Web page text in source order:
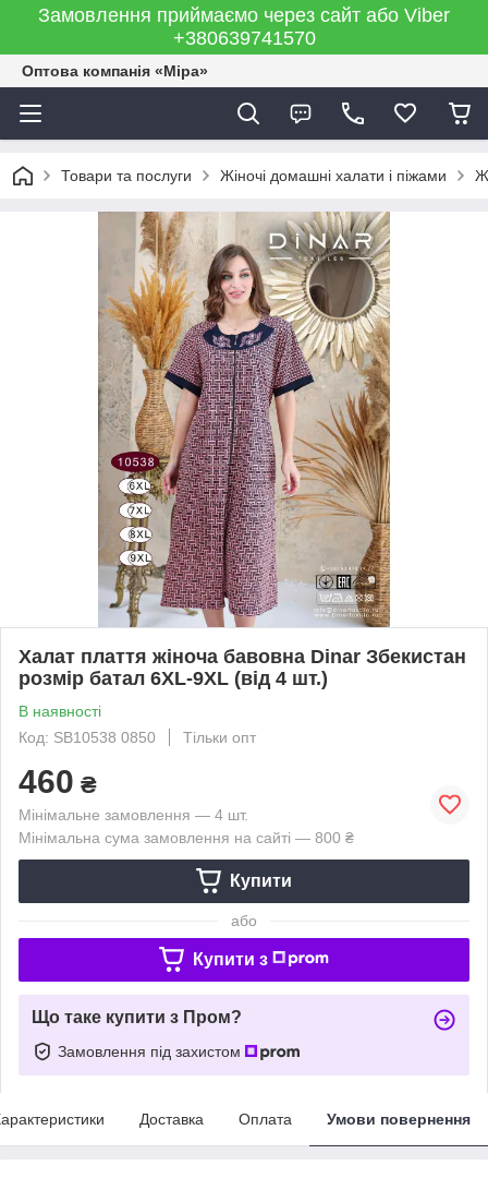
Замовлення приймаємо через сайт або Viber
+380639741570
Оптова компанія «Міра»
Товари та послуги Жіночі домашні халати і піжами
Халат плаття жіноча бавовна Dinar Збекистан
розмір батал 6XL-9XL (від 4 шт.)
В наявності
Код: SB10538 0850
Тільки опт
460 ₴
Мінімальне замовлення — 4 шт.
Мінімальна сума замовлення на сайті — 800 ₴
Купити
або
Купити з
Що таке купити з Пром?
Замовлення під захистом
Доставка Оплата Умови повернення